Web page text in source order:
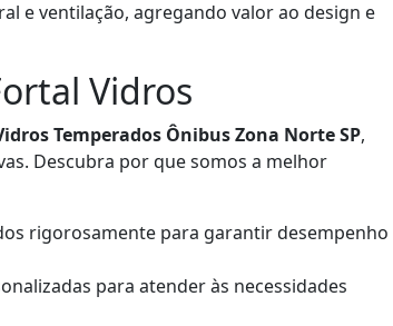
e ventilação, agregando valor ao design e
Vidros
Temperados Ônibus Zona Norte SP,
Descubra por que somos a melhor
rigorosamente para garantir desempenho
para atender às necessidades